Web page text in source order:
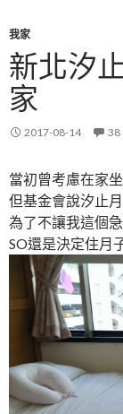
我家
新北汐
家
2017-08-14 38
當初曾考慮在家
但基金會說汐止
為了不讓我這個
SO還是決定住月